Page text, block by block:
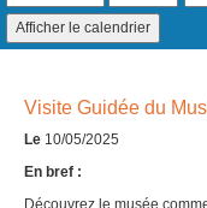
Visite Guidée du
Le 10/05/2025
En bref :
Découvrez le musée